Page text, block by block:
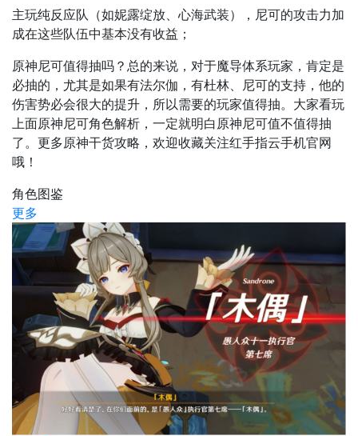
主玩纯反应队（如妮露绽放、心海武装），尼可的攻击力加
成在这些队伍中基本没有收益；
原神尼可值得抽吗？ 总的来说，对于魔导体系玩家，肯定是
必抽的，尤其是如果有法尔伽，有杜林、尼可的支持，他的
伤害势必会很大的提升，所以需要的玩家值得抽。大家看玩
上面原神尼可角色解析，一定就明白原神尼可值不值得抽
了。更多原神干货攻略，欢迎收藏关注红手指云手机官网
哦！
角色图鉴
更多